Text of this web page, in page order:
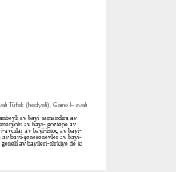
Tüfek (hediyeli), Gamo Havalı
av bayi-samandıra av
av bayi- göztepe av
avcılar av bayi-istoç av bayi-
bayi-şenesenevler av bayi-
geneli av bayileri-türkiye de ki